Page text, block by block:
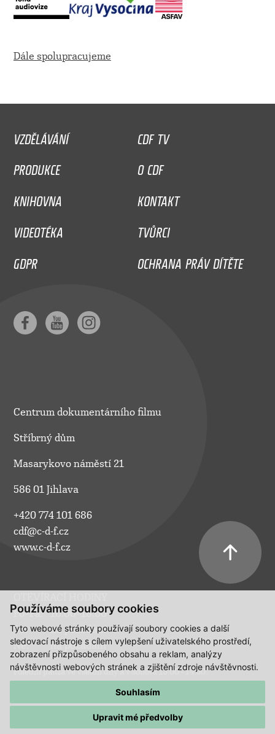
Používáme soubory cookies
Tyto webové stránky používají soubory cookies a další
sledovací nástroje s cílem vylepšení uživatelského prostředí,
zobrazení přizpůsobeného obsahu a reklam, analýzy
návštěvnosti webových stránek a zjištění zdroje návštěvnosti.
Souhlasím
Upravit mé předvolby
Dále spolupracujeme
VZDĚLÁVÁNÍ
CDF TV
PRODUKCE
O CDF
KNIHOVNA
KONTAKT
VIDEOTÉKA
TVŮRCI
GDPR
OCHRANA PRÁV DÍTĚTE
Centrum dokumentárního filmu
Stříbrný dům
Masarykovo náměstí 21
586 01 Jihlava
+420 774 101 686
cdf@c-d-f.cz
www.c-d-f.cz
Po–Pá:
10.00–18.00
So:
na požádání
Ne:
na požádání
Polední pauza ve všední dny a v sobotu 13:00 - 14:00.